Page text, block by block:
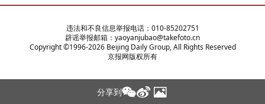
分享到
违法和不良信息举报电话：010-85202751
辟谣举报邮箱：yaoyanjubao@takefoto.cn
Copyright ©1996-2026Beijing Daily Group, All Rights Reserved
京报网版权所有